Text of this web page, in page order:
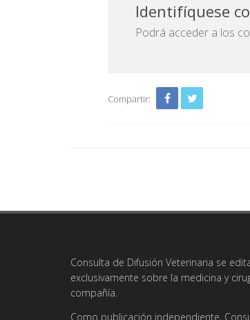
Identifíquese
Podrá acceder a los
Compartir:
Consulta de Difusión Veterinaria se
exclusivamente sobre la medicina y
compañía.
Como publicación independiente,